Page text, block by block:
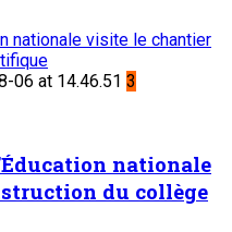
nationale visite le chantier
3
nationale
du collège